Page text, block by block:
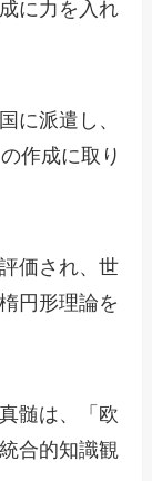
に力を入れ
に派遣し、
作成に取り
価され、世
円形理論を
髄は、「欧
合的知識観